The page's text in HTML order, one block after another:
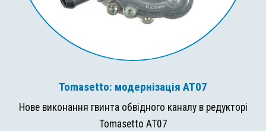
Tomasetto: модернізація AT07
Нове виконання гвинта обвідного каналу в редукторі
Tomasetto AT07